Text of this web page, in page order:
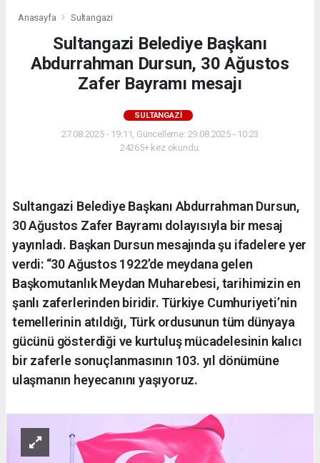
Anasayfa Sultangazi
Sultangazi Belediye Başkanı
Abdurrahman Dursun, 30 Ağustos
Zafer Bayramı mesajı
SULTANGAZI
27.08.2025 - 19:11, Güncelleme: 29.08.2025 - 10:23
24265+ kez okundu.
Sultangazi Belediye Başkanı Abdurrahman Dursun,
30 Ağustos Zafer Bayramı dolayısıyla bir mesaj
yayınladı. Başkan Dursun mesajında şu ifadelere yer
verdi: “30 Ağustos 1922’de meydana gelen
Başkomutanlık Meydan Muharebesi, tarihimizin en
şanlı zaferlerinden biridir. Türkiye Cumhuriyeti’nin
temellerinin atıldığı, Türk ordusunun tüm dünyaya
gücünü gösterdiği ve kurtuluş mücadelesinin kalıcı
bir zaferle sonuçlanmasının 103. yıl dönümüne
ulaşmanın heyecanını yaşıyoruz.